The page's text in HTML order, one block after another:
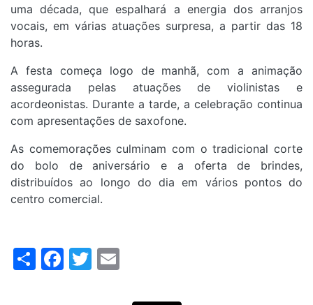
uma década, que espalhará a energia dos arranjos
vocais, em várias atuações surpresa, a partir das 18
horas.
A festa começa logo de manhã, com a animação
assegurada pelas atuações de violinistas e
acordeonistas. Durante a tarde, a celebração continua
com apresentações de saxofone.
As comemorações culminam com o tradicional corte
do bolo de aniversário e a oferta de brindes,
distribuídos ao longo do dia em vários pontos do
centro comercial.
ShareFacebook
Twitter